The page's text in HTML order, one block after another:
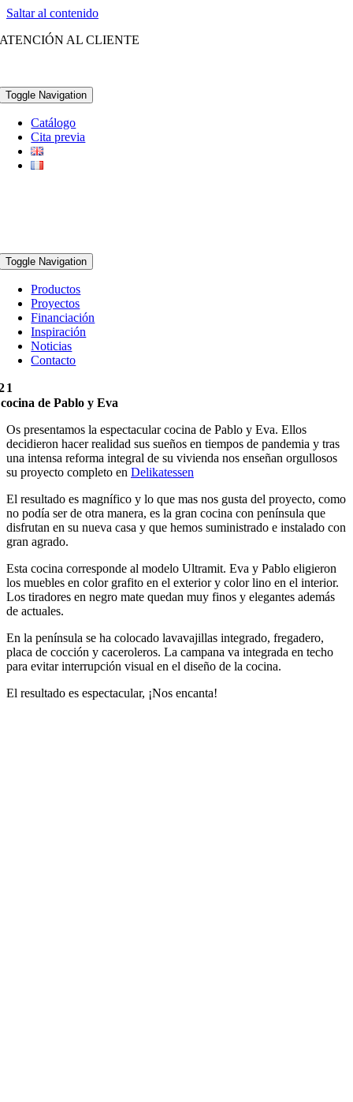
Saltar al contenido
ATENCIÓN AL CLIENTE
Toggle Navigation
Catálogo
Cita previa
Toggle Navigation
Productos
Proyectos
Financiación
Inspiración
Noticias
Contacto
de Pablo y Eva
Os presentamos la espectacular cocina de Pablo y Eva. Ellos
decidieron hacer realidad sus sueños en tiempos de pandemia y tras
una intensa reforma integral de su vivienda nos enseñan orgullosos
su proyecto completo en Delikatessen
El resultado es magnífico y lo que mas nos gusta del proyecto, como
no podía ser de otra manera, es la gran cocina con península que
disfrutan en su nueva casa y que hemos suministrado e instalado con
gran agrado.
Esta cocina corresponde al modelo Ultramit. Eva y Pablo eligieron
los muebles en color grafito en el exterior y color lino en el interior.
Los tiradores en negro mate quedan muy finos y elegantes además
de actuales.
En la península se ha colocado lavavajillas integrado, fregadero,
placa de cocción y caceroleros. La campana va integrada en techo
para evitar interrupción visual en el diseño de la cocina.
El resultado es espectacular, ¡Nos encanta!